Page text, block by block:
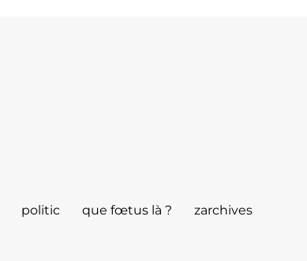
politic que fœtus là ? zarchives